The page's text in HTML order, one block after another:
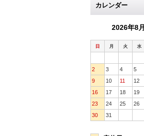
カレンダー
2026年8月
日 月 火 水
2
3 4 5
9
10 11 12
16
17 18 19
23
24 25 26
30
31